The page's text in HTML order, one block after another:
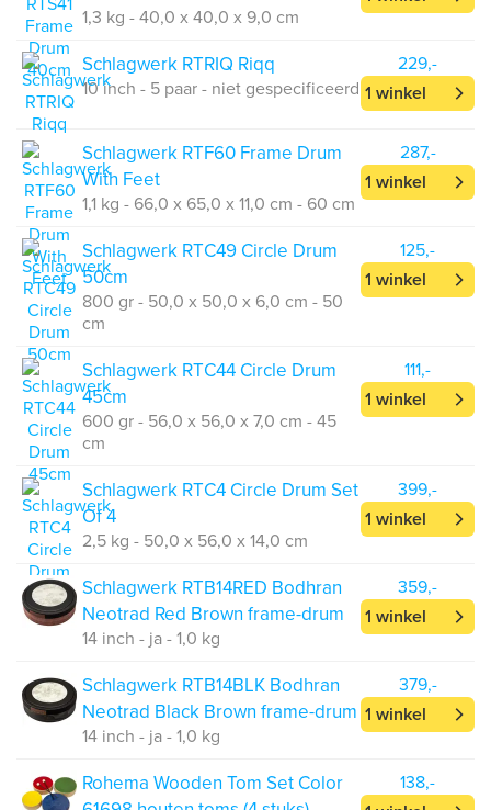
1,3 kg - 40,0 x 40,0 x 9,0 cm
Schlagwerk RTRIQ Riqq
10 inch - 5 paar - niet gespecificeerd
229,-
1 winkel
Schlagwerk RTF60 Frame Drum
With Feet
1,1 kg - 66,0 x 65,0 x 11,0 cm - 60 cm
287,-
1 winkel
Schlagwerk RTC49 Circle Drum
50cm
800 gr - 50,0 x 50,0 x 6,0 cm - 50
cm
125,-
1 winkel
Schlagwerk RTC44 Circle Drum
45cm
600 gr - 56,0 x 56,0 x 7,0 cm - 45
cm
111,-
1 winkel
Schlagwerk RTC4 Circle Drum Set
Of 4
2,5 kg - 50,0 x 56,0 x 14,0 cm
399,-
1 winkel
Schlagwerk RTB14RED Bodhran
Neotrad Red Brown frame-drum
14 inch - ja - 1,0 kg
359,-
1 winkel
Schlagwerk RTB14BLK Bodhran
Neotrad Black Brown frame-drum
14 inch - ja - 1,0 kg
379,-
1 winkel
Rohema Wooden Tom Set Color
138,-